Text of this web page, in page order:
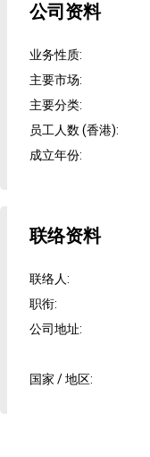
公司资料
业务性质:
主要市场:
主要分类:
员工人数 (香港):
成立年份:
联络资料
联络人:
职衔:
公司地址:
国家 / 地区: